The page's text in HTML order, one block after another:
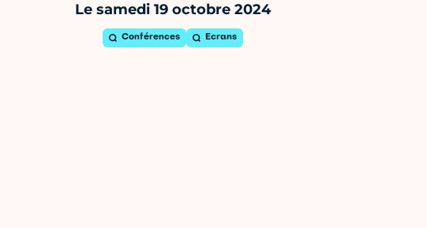
Le samedi 19 octobre 2024
Conférences Ecrans